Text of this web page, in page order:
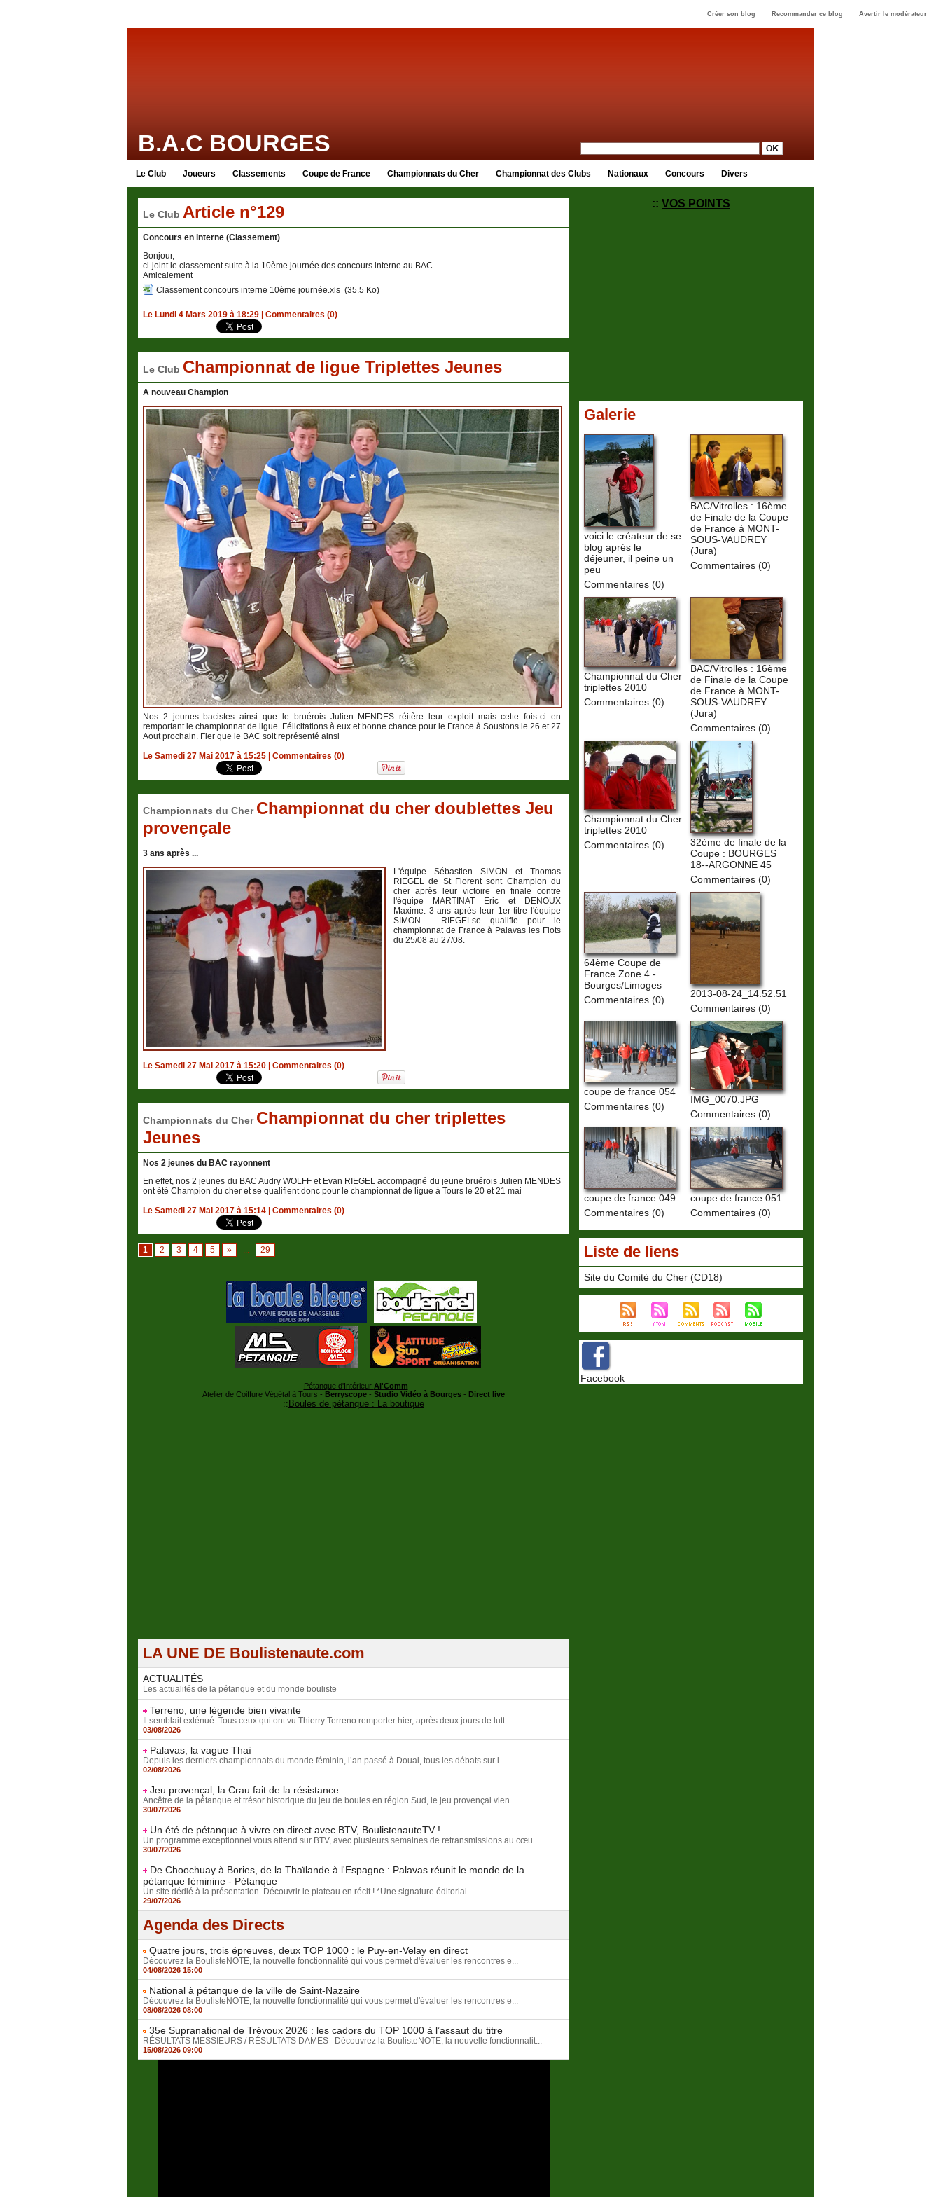
Créer son blog Recommander ce blog Avertir le modérateur
B.A.C BOURGES
Le Club Joueurs Classements Coupe de France Championnats du Cher Championnat des Clubs Nationaux Concours Divers
Le Club Article n°129
Concours en interne (Classement)
Bonjour,
ci-joint le classement suite à la 10ème journée des concours interne au BAC.
Amicalement
Classement concours interne 10ème journée.xls (35.5 Ko)
Le Lundi 4 Mars 2019 à 18:29 Commentaires (0)
Le Club Championnat de ligue Triplettes Jeunes
A nouveau Champion
Nos 2 jeunes bacistes ainsi que le bruérois Julien MENDES réitère leur exploit mais cette fois-ci en
remportant le championnat de ligue. Félicitations à eux et bonne chance pour le France à Soustons le 26 et 27
Aout prochain. Fier que le BAC soit représenté ainsi
Le Samedi 27 Mai 2017 à 15:25
Commentaires (0)
Championnats du Cher Championnat du cher doublettes Jeu
provençale
3 ans après ...
L'équipe Sébastien SIMON et Thomas
RIEGEL de St Florent sont Champion du
cher après leur victoire en finale contre
l'équipe MARTINAT Eric et DENOUX
Maxime. 3 ans après leur 1er titre l'équipe
SIMON - RIEGELse qualifie pour le
championnat de France à Palavas les Flots
du 25/08 au 27/08.
Le Samedi 27 Mai 2017 à 15:20 Commentaires (0)
Championnats du Cher Championnat du cher triplettes
Jeunes
Nos 2 jeunes du BAC rayonnent
En effet, nos 2 jeunes du BAC Audry WOLFF et Evan RIEGEL accompagné du jeune bruérois Julien MENDES
ont été Champion du cher et se qualifient donc pour le championnat de ligue à Tours le 20 et 21 mai
Le Samedi 27 Mai 2017 à 15:14
Commentaires (0)
1 2 3 4 5 » ... 29
- Pétanque d'Intérieur Al'Comm
Atelier de Coiffure Végétal à Tours - Berryscope- Studio Vidéo à Bourges- Direct live
:: Boules de pétanque : La boutique
LA UNE DE Boulistenaute.com
ACTUALITÉS
Les actualités de la pétanque et du monde bouliste
Terreno, une légende bien vivante
Il semblait exténué. Tous ceux qui ont vu Thierry Terreno remporter hier, après deux jours de lutt...
03/08/2026
Palavas, la vague Thaï
Depuis les derniers championnats du monde féminin, l’an passé à Douai, tous les débats sur l...
02/08/2026
Jeu provençal, la Crau fait de la résistance
Ancêtre de la pétanque et trésor historique du jeu de boules en région Sud, le jeu provençal vien...
30/07/2026
Un été de pétanque à vivre en direct avec BTV, BoulistenauteTV !
Un programme exceptionnel vous attend sur BTV, avec plusieurs semaines de retransmissions au cœu...
30/07/2026
De Choochuay à Bories, de la Thaïlande à l'Espagne : Palavas réunit le monde de la
pétanque féminine - Pétanque
Un site dédié à la présentation Découvrir le plateau en récit ! *Une signature éditorial...
29/07/2026
Agenda des Directs
Quatre jours, trois épreuves, deux TOP 1000 : le Puy-en-Velay en direct
Découvrez la BoulisteNOTE, la nouvelle fonctionnalité qui vous permet d'évaluer les rencontres e...
04/08/2026 15:00
National à pétanque de la ville de Saint-Nazaire
Découvrez la BoulisteNOTE, la nouvelle fonctionnalité qui vous permet d'évaluer les rencontres e...
08/08/2026 08:00
35e Supranational de Trévoux 2026 : les cadors du TOP 1000 à l’assaut du titre
RÉSULTATS MESSIEURS / RÉSULTATS DAMES Découvrez la BoulisteNOTE, la nouvelle fonctionnalit...
15/08/2026 09:00
:: VOS POINTS
Galerie
voici le créateur de se
blog aprés le
déjeuner, il peine un
peu
Commentaires (0)
BAC/Vitrolles : 16ème
de Finale de la Coupe
de France à MONT-
SOUS-VAUDREY
(Jura)
Commentaires (0)
Championnat du Cher
triplettes 2010
Commentaires (0)
BAC/Vitrolles : 16ème
de Finale de la Coupe
de France à MONT-
SOUS-VAUDREY
(Jura)
Commentaires (0)
Championnat du Cher
triplettes 2010
Commentaires (0)
32ème de finale de la
Coupe : BOURGES
18--ARGONNE 45
Commentaires (0)
64ème Coupe de
France Zone 4 -
Bourges/Limoges
Commentaires (0)
2013-08-24_14.52.51
Commentaires (0)
coupe de france 054
Commentaires (0)
IMG_0070.JPG
Commentaires (0)
coupe de france 049
Commentaires (0)
coupe de france 051
Commentaires (0)
Liste de liens
Site du Comité du Cher (CD18)
Facebook